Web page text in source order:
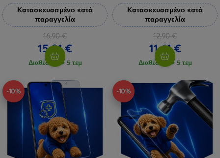
Κατασκευασμένο κατά
παραγγελία
16,90 €
15,21 €
Διαθέσιμο > 5 τεμ
Κατασκευασμένο κατά
παραγγελία
12,90 €
11,61 €
Διαθέσιμο > 5 τεμ
-10% -10%